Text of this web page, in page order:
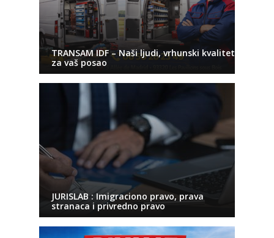
TRANSAM IDF – Naši ljudi, vrhunski kvalitet
za vaš posao
JURISLAB : Imigraciono pravo, prava
stranaca i privredno pravo